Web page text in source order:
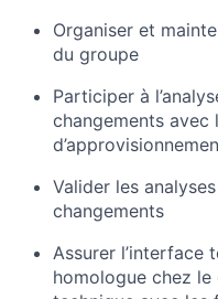
Organiser et
du groupe
Participer à
changements avec
Valider les
changements
Assurer l’interface
homologue chez le